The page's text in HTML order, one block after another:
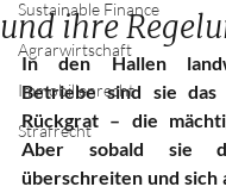
Sustainable Finance
Agrarwirtschaft
Immobilienrecht
Strafrecht
und ihre
In den Hallen
Betriebe sind sie das
Rückgrat – die
Aber sobald sie
überschreiten und